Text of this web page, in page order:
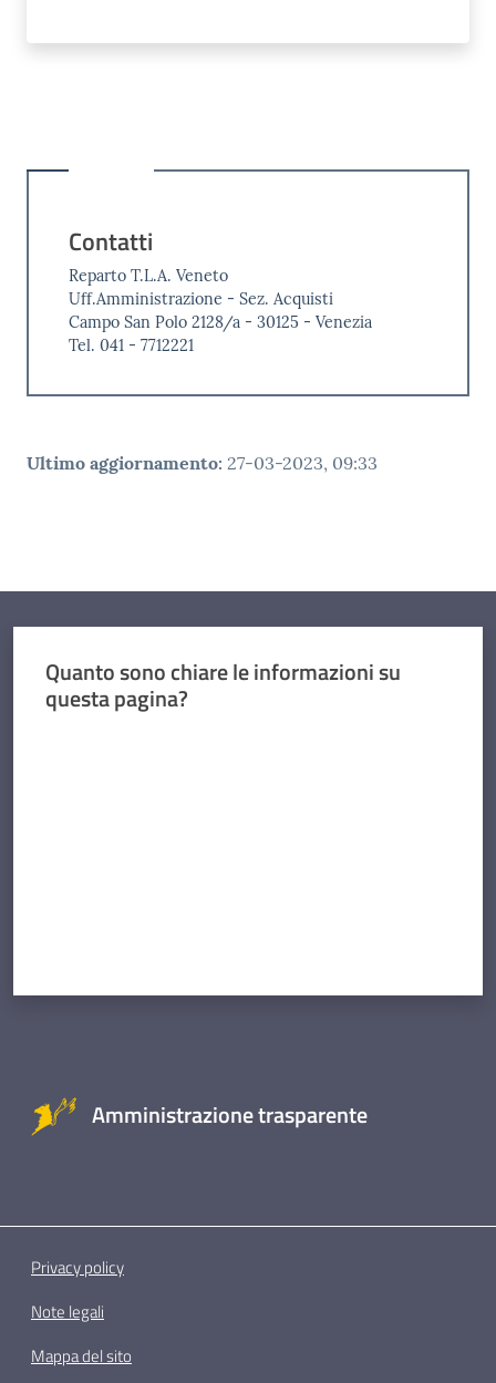
Contatti
Reparto T.L.A. Veneto
Uff.Amministrazione - Sez. Acquisti
Campo San Polo 2128/a - 30125 - Venezia
Tel. 041 - 7712221
Ultimo aggiornamento: 27-03-2023, 09:33
Quanto sono chiare le informazioni su
questa pagina?
Amministrazione trasparente
Privacy policy
Note legali
Mappa del sito